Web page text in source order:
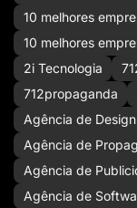
10 melhores
10 melhores
2i Tecnologia
712propaganda
Agência de Design
Agência de
Agência de
Agência de